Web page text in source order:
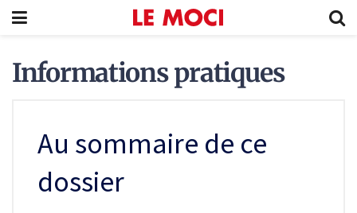
Informations pratiques
Au sommaire de ce
dossier